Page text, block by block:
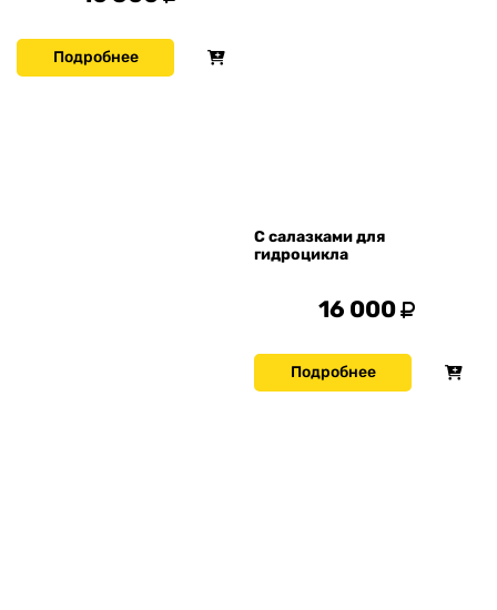
Подробнее
С салазками для
гидроцикла
16 000
Подробнее